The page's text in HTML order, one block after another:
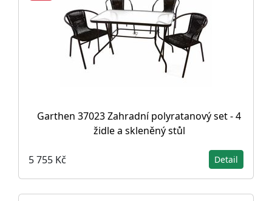
Garthen 37023 Zahradní polyratanový set - 4
židle a skleněný stůl
5 755 Kč Detail